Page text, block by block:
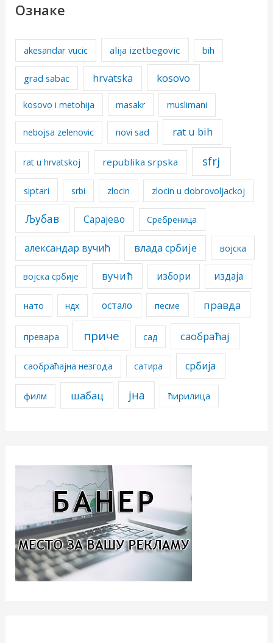
Ознаке
akesandar vucic alija izetbegovic bih
grad sabac hrvatska kosovo
kosovo i metohija masakr muslimani
nebojsa zelenovic novi sad rat u bih
rat u hrvatskoj republika srpska sfrj
siptari srbi zlocin zlocin u dobrovoljackoj
Љубав Сарајево Сребреница
александар вучић влада србије војска
војска србије вучић избори издаја
нато ндх остало песме правда
превара приче сад саобраћај
саобраћајна незгода сатира србија
филм шабац јна ћирилица